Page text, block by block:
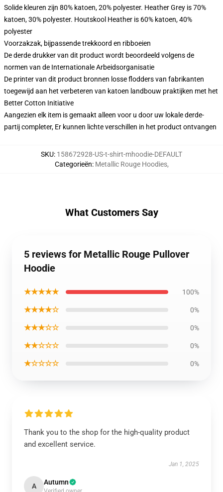
Solide kleuren zijn 80% katoen, 20% polyester. Heather Grey is 70%
katoen, 30% polyester. Houtskool Heather is 60% katoen, 40%
polyester
Voorzakzak, bijpassende trekkoord en ribboeien
De derde drukker van dit product wordt beoordeeld volgens de
normen van de Internationale Arbeidsorganisatie
De printer van dit product bronnen losse flodders van fabrikanten
toegewijd aan het verbeteren van katoen landbouw praktijken met het
Better Cotton Initiative
Aangezien elk item is gemaakt alleen voor u door uw lokale derde-
partij completer, Er kunnen lichte verschillen in het product ontvangen
SKU: 158672928-US-t-shirt-mhoodie-DEFAULT
Categorieën: Metallic Rouge Hoodies,
What Customers Say
5 reviews for Metallic Rouge Pullover
Hoodie
★★★★★ 100%
★★★★☆ 0%
★★★☆☆ 0%
★★☆☆☆ 0%
★☆☆☆☆ 0%
Thank you to the shop for the high-quality product
and excellent service.
Jan 1, 2025
A Autumn